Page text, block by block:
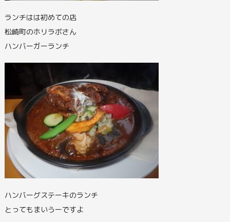
ランチはは初めての店
松崎町のホリラボさん
ハンバーガーランチ
ハンバーグステーキのランチ
とってもまいうーですよ